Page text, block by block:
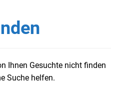
Ihnen Gesuchte nicht finden
Suche helfen.